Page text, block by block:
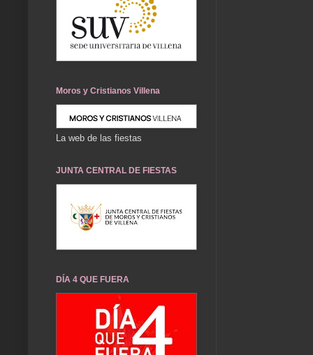
Moros y Cristianos Villena
La web de las fiestas
JUNTA CENTRAL DE FIESTAS
DÍA 4 QUE FUERA